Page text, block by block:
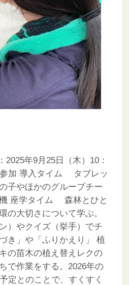
2025年9月25日（木）10：
加 導入タイム
タブレッ
子やほかのグループチー
座学タイム
森林とひと
の大切さについて学ぶ。
）やクイズ（挙手）でチ
き」や「ふりかえり」
植
の苗木の植え替えレクの
で作業をする。2026年の
定とのことで、すくすく